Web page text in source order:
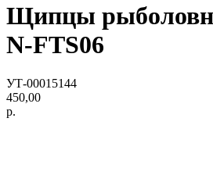
Щипцы
N-FTS06
УТ-00015144
450,00
р.